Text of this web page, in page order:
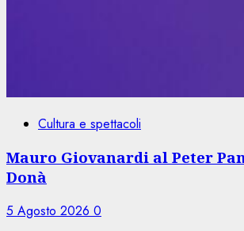
Cultura e spettacoli
Mauro Giovanardi al Peter
Donà
5 Agosto 2026 0